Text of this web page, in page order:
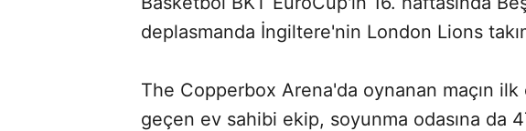
deplasmanda İngiltere'nin London Lions
The Copperbox Arena'da oynanan maçın
geçen ev sahibi ekip, soyunma odasına da